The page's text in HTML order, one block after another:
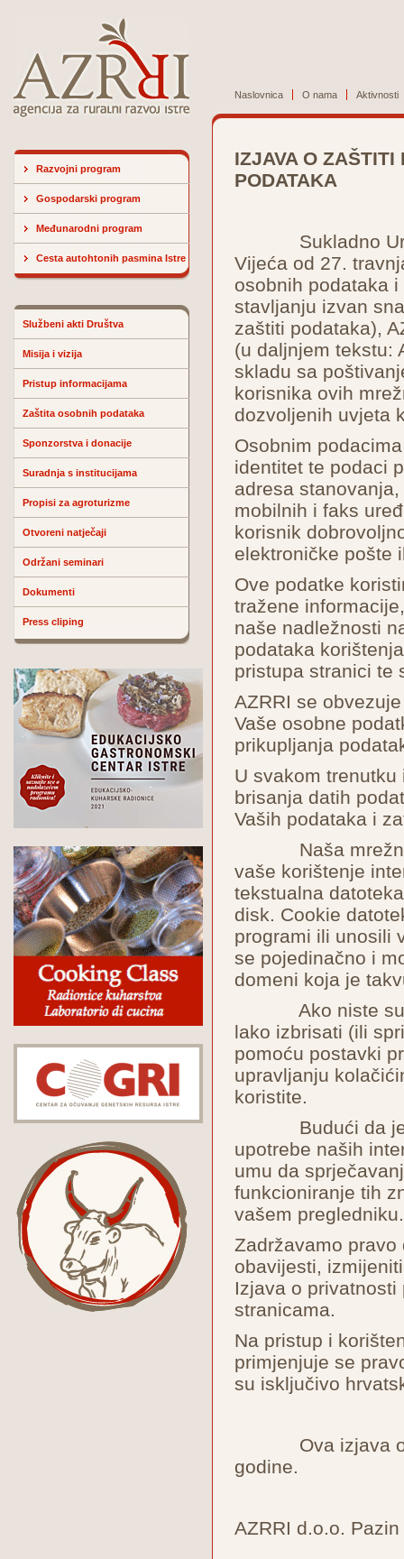
Naslovnica O nama Aktivnosti
Razvojni program
Gospodarski program
Međunarodni program
Cesta autohtonih pasmina Istre
Službeni akti Društva
Misija i vizija
Pristup informacijama
Zaštita osobnih podataka
Sponzorstva i donacije
Suradnja s institucijama
Propisi za agroturizme
Otvoreni natječaji
Održani seminari
Dokumenti
Press cliping
IZJAVA O ZAŠTITI
PODATAKA
Sukladno
Vijeća od 27.
osobnih podataka
stavljanju izvan
zaštiti podataka),
(u daljnjem tekstu:
skladu sa
korisnika ovih
dozvoljenih uvjeta
Osobnim
identitet te podaci
adresa
mobilnih i faks
korisnik
elektroničke pošte
Ove podatke
tražene
naše nadležnosti
podataka
pristupa stranici te
AZRRI se
Vaše osobne
prikupljanja
U svakom
brisanja datih
Vaših podataka i
Naša mrežna
vaše korištenje
tekstualna
disk. Cookie
programi ili unosili
se pojedinačno i
domeni koja je
Ako niste
lako izbrisati (ili
pomoću postavki
upravljanju
koristite.
Budući da je
upotrebe naših
umu da
funkcioniranje tih
vašem
Zadržavamo
obavijesti,
Izjava o
stranicama.
Na pristup i
primjenjuje se
su isključivo
Ova izjava o
godine.
AZRRI d.o.o. Pazin